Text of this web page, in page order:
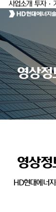
사업소개 투자·
영상정
영상
HD현대에너